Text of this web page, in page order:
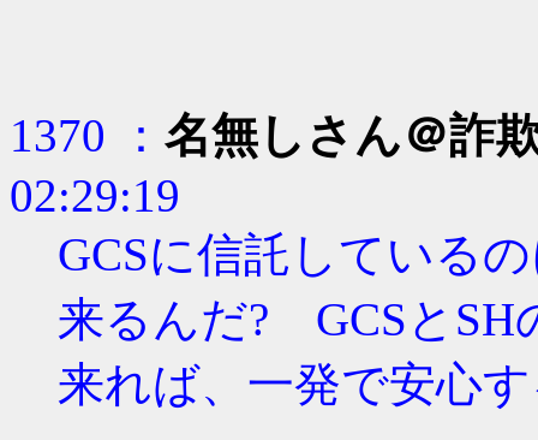
1370 ： 名無しさん＠詐
02:29:19
GCSに信託している
来るんだ? GCSとSH
来れば、一発で安心